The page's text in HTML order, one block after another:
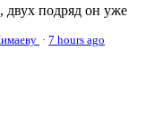
двух подряд он уже
· 7 hours ago